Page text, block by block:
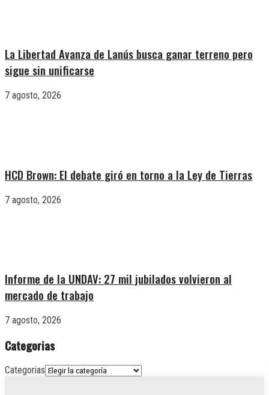
La Libertad Avanza de Lanús busca ganar terreno pero
sigue sin unificarse
7 agosto, 2026
HCD Brown: El debate giró en torno a la Ley de Tierras
7 agosto, 2026
Informe de la UNDAV: 27 mil jubilados volvieron al
mercado de trabajo
7 agosto, 2026
Categorias
Categorias